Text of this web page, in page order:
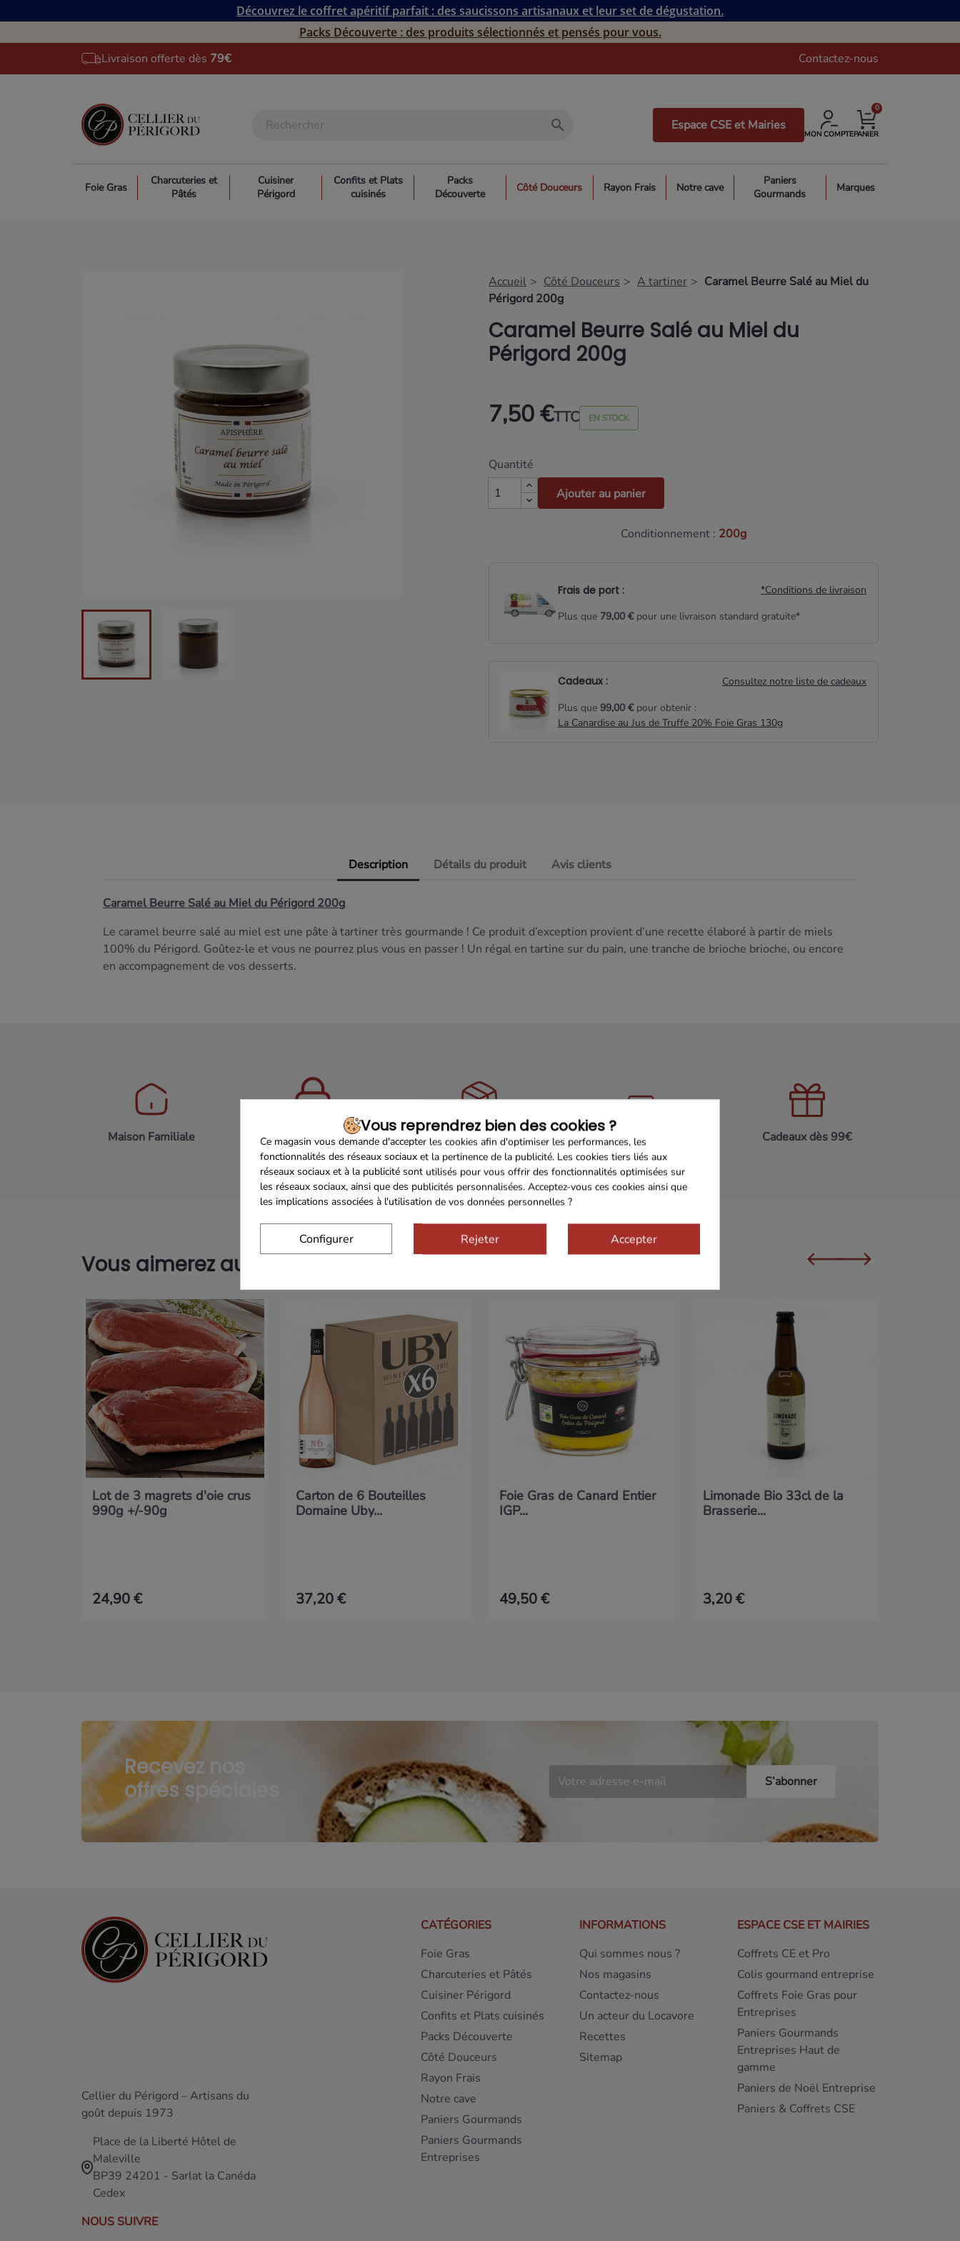
Découvrez le coffret apéritif parfait : des saucissons artisanaux et leur set de dégustation.
Packs Découverte : des produits sélectionnés et pensés pour vous.
Livraison offerte dès 79€ Contactez-nous
search Espace CSE et Mairies
MON COMPTEPANIER
0
Foie Gras
Charcuteries et
Pâtés
Cuisiner
Périgord
Confits et Plats
cuisinés
Packs
Découverte
Côté Douceurs Rayon Frais Notre cave
Paniers
Gourmands
Marques
Accueil Côté Douceurs A tartiner
Caramel Beurre Salé au Miel du
Périgord 200g
Caramel Beurre Salé au Miel du
Périgord 200g
7,50 €TTC EN STOCK
Quantité
Ajouter au panier
Conditionnement : 200g
Frais de port :
*Conditions de livraison
Plus que 79,00 €pour une livraison standard gratuite*
Cadeaux :
Consultez notre liste de cadeaux
Plus que 99,00 €pour obtenir :
La Canardise au Jus de Truffe 20% Foie Gras 130g
Description Détails du produit Avis clients
Caramel Beurre Salé au Miel du Périgord 200g
Le caramel beurre salé au miel est une pâte à tartiner très gourmande ! Ce produit d’exception provient d’une recette élaboré à partir de miels
100% du Périgord. Goûtez-le et vous ne pourrez plus vous en passer ! Un régal en tartine sur du pain, une tranche de brioche brioche, ou encore
en accompagnement de vos desserts.
Maison Familiale Paiement Sécurisé Franco de port 79€ Livraison 24h/48h Cadeaux dès 99€
Vous aimerez aussi...
Lot de 3 magrets d'oie crus
990g +/-90g
24,90 €
Carton de 6 Bouteilles
Domaine Uby...
37,20 €
Foie Gras de Canard Entier
IGP...
49,50 €
Limonade Bio 33cl de la
Brasserie...
3,20 €
Recevez nos
offres spéciales
Cellier du Périgord – Artisans du
goût depuis 1973
Place de la Liberté Hôtel de
Maleville
BP39 24201 - Sarlat la Canéda
Cedex
NOUS SUIVRE
CATÉGORIES
Foie Gras
Charcuteries et Pâtés
Cuisiner Périgord
Confits et Plats cuisinés
Packs Découverte
Côté Douceurs
Rayon Frais
Notre cave
Paniers Gourmands
Paniers Gourmands
Entreprises
INFORMATIONS
Qui sommes nous ?
Nos magasins
Contactez-nous
Un acteur du Locavore
Recettes
Sitemap
ESPACE CSE ET MAIRIES
Coffrets CE et Pro
Colis gourmand entreprise
Coffrets Foie Gras pour
Entreprises
Paniers Gourmands
Entreprises Haut de
gamme
Paniers de Noël Entreprise
Paniers & Coffrets CSE
Vous reprendrez bien des cookies ?
Ce magasin vous demande d'accepter les cookies afin d'optimiser les performances, les
fonctionnalités des réseaux sociaux et la pertinence de la publicité. Les cookies tiers liés aux
réseaux sociaux et à la publicité sont utilisés pour vous offrir des fonctionnalités optimisées sur
les réseaux sociaux, ainsi que des publicités personnalisées. Acceptez-vous ces cookies ainsi que
les implications associées à l'utilisation de vos données personnelles ?
Configurer Rejeter Accepter